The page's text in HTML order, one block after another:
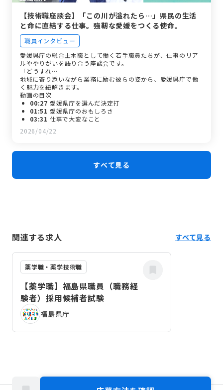
【技術職座談会】「この川が溢れたら…」県民の生活
と命に直結する仕事。強靭な愛媛をつくる使命。
職員インタビュー
愛媛県庁の総合土木職として働く若手職員たちが、仕事のリア
ルややりがいを語り合う座談会です。
「どうすれ…
地域に寄り添いながら業務に励む彼らの姿から、愛媛県庁で働
く魅力を紐解きます。
動画の目次
00:27 愛媛県庁を選んだ決定打
01:51 愛媛県庁のおもしろさ
03:31 仕事で大変なこと
06:07 土木職の異動について
08:20私は愛媛をこうしたい
2026/04/22
すべて見る
関連する求人 すべて見る
薬学職・薬学技術職
【薬学職】福島県職員（職務経
験者）採用候補者試験
福島県庁